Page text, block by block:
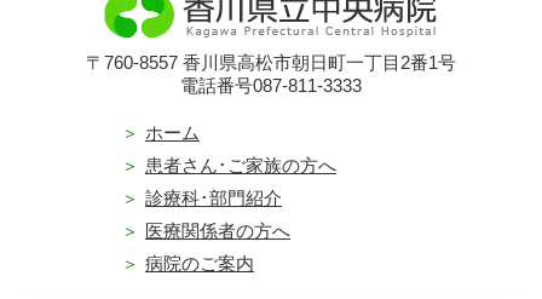
〒760-8557 香川県高松市朝日町一丁目2番1号
電話番号087-811-3333
ホーム
患者さん･ご家族の方へ
診療科･部門紹介
医療関係者の方へ
病院のご案内